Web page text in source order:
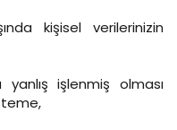
kişisel verilerinizin
işlenmiş olması